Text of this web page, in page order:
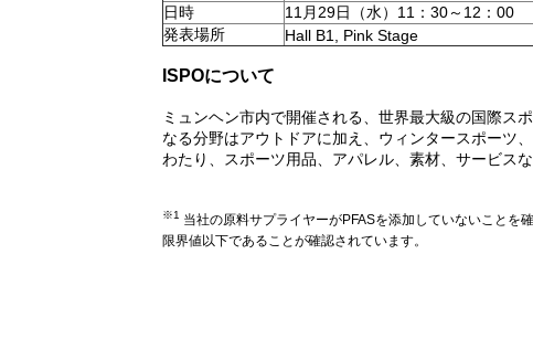
日時
11月29日（水）11：30～12：00
発表場所
Hall B1, Pink Stage
ISPOについて
ミュンヘン市内で開催される、世界最大級の国際ス
なる分野はアウトドアに加え、ウィンタースポーツ
わたり、スポーツ用品、アパレル、素材、サービス
※1 当社の原料サプライヤーがPFASを添加していないことを
限界値以下であることが確認されています。